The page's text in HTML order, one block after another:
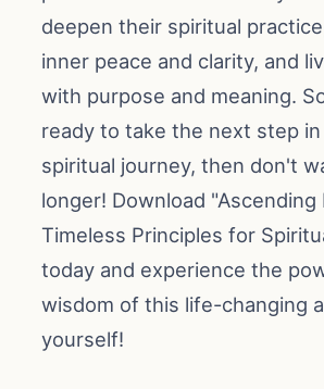
deepen their spiritual
inner peace and clarity, and
with purpose and meaning.
ready to take the next step
spiritual journey, then don't
longer! Download "Ascending
Timeless Principles for
today and experience the
wisdom of this life-changing
yourself!